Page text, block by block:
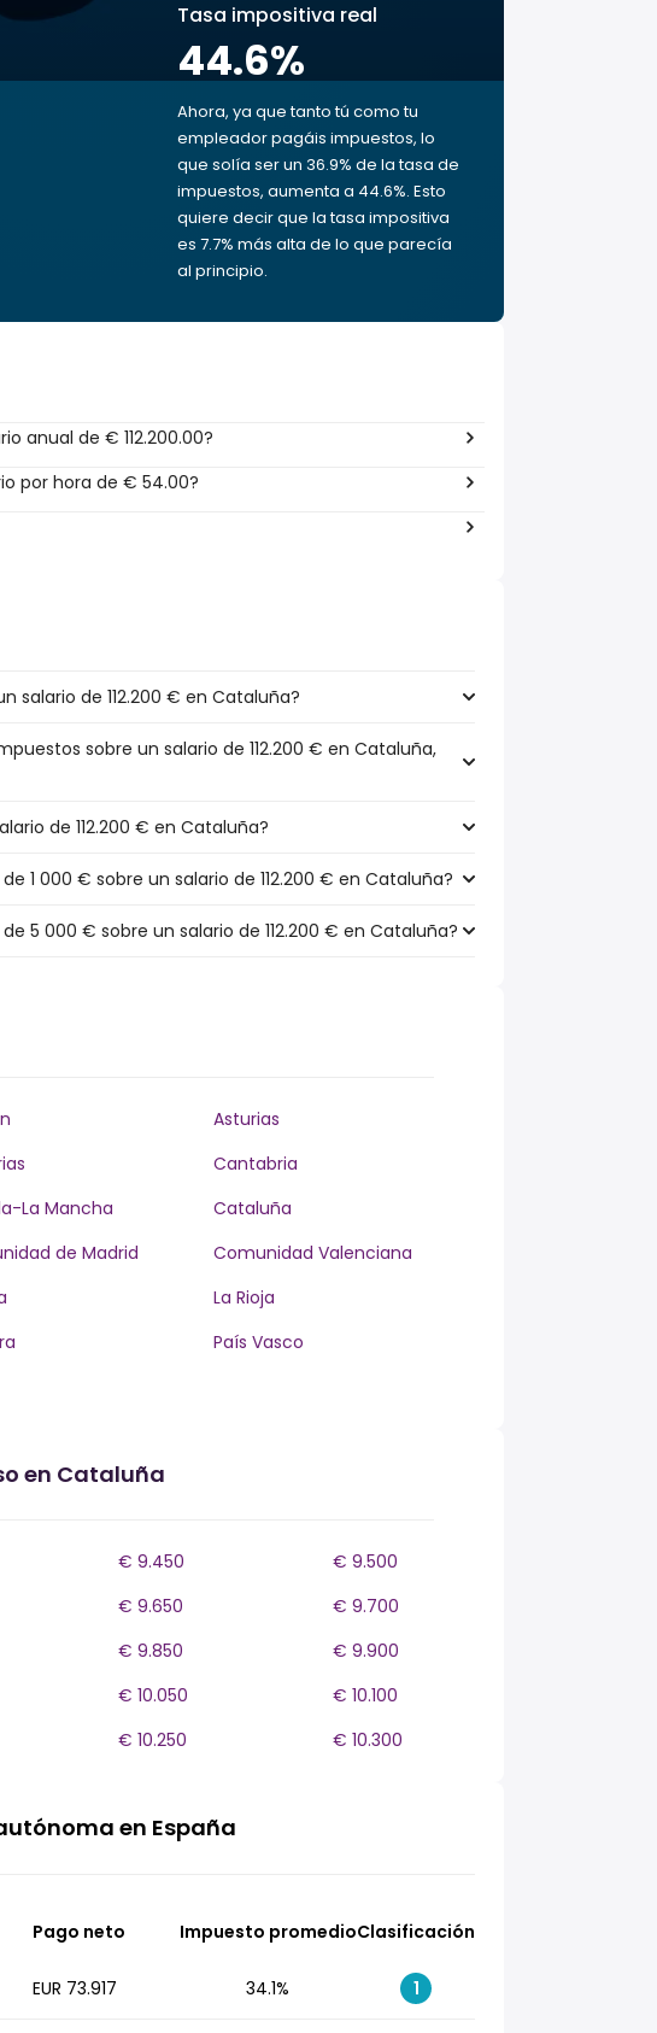
Tasa impositiva real
44.6%
Ahora, ya que tanto tú como tu
empleador pagáis impuestos, lo
que solía ser un 36.9% de la tasa de
impuestos, aumenta a 44.6%. Esto
quiere decir que la tasa impositiva
es 7.7% más alta de lo que parecía
al principio.
anual de € 112.200.00?
por hora de € 54.00?
salario de 112.200 € en Cataluña?
sobre un salario de 112.200 € en Cataluña,
de 112.200 € en Cataluña?
1 000 € sobre un salario de 112.200 € en Cataluña?
5 000 € sobre un salario de 112.200 € en Cataluña?
Asturias
Cantabria
La Mancha
Cataluña
de Madrid
Comunidad Valenciana
La Rioja
País Vasco
en Cataluña
€ 9.450
€ 9.500
€ 9.650
€ 9.700
€ 9.850
€ 9.900
€ 10.050
€ 10.100
€ 10.250 € 10.300
en España
Pago neto Impuesto promedioClasificación
EUR 73.917 34.1% 1